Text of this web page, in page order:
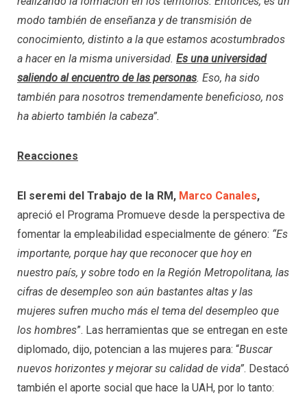
modo también de enseñanza y de transmisión de
conocimiento, distinto a la que estamos acostumbrados
a hacer en la misma universidad. Es una universidad
saliendo al encuentro de las personas. Eso, ha sido
también para nosotros tremendamente beneficioso, nos
ha abierto también la cabeza”.
Reacciones
El seremi del Trabajo de la RM, Marco Canales,
apreció el Programa Promueve desde la perspectiva de
fomentar la empleabilidad especialmente de género: “Es
importante, porque hay que reconocer que hoy en
nuestro país, y sobre todo en la Región Metropolitana, las
cifras de desempleo son aún bastantes altas y las
mujeres sufren mucho más el tema del desempleo que
los hombres”. Las herramientas que se entregan en este
diplomado, dijo, potencian a las mujeres para: “Buscar
nuevos horizontes y mejorar su calidad de vida”. Destacó
también el aporte social que hace la UAH, por lo tanto: